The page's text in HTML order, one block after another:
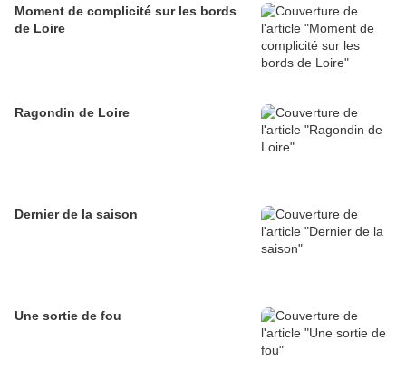
Moment de complicité sur les bords
de Loire
Ragondin de Loire
Dernier de la saison
Une sortie de fou